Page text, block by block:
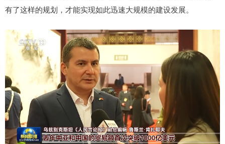
有了这样的规划，才能实现如此迅速大规模的建设发展。